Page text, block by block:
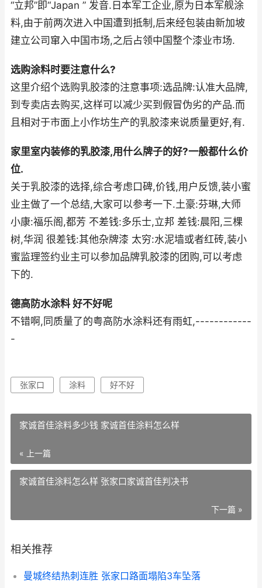
“立邦”即“Japan ” 发音.日本军工企业,原为日本军舰涂
料,由于前两次进入中国遭到抵制,后来经包装由新加坡
建立公司窜入中国市场,之后占领中国整个漆业市场.
选购涂料时要注意什么?
这里介绍个选购乳胶漆的注意事项:选品牌:认准大品牌,
到专卖店去购买,这样可以减少买到假冒伪劣的产品.而
且相对于市面上小作坊生产的乳胶漆来说质量更好,有.
家里室内装修的乳胶漆,用什么牌子的好?一般都什么价
位.
关于乳胶漆的选择,综合考虑口碑,价钱,用户反馈,装小蜜
业主做了一个总结,大家可以参考一下.土豪:芬琳,大师
小康:福乐阁,都芳 不差钱:多乐士,立邦 差钱:晨阳,三棵
树,华润 很差钱:其他杂牌漆 太穷:水泥墙或者红砖,装小
蜜监理签约业主可以参加品牌乳胶漆的团购,可以考虑
下的.
德高防水涂料 好不好呢
不错啊,同质量了的粤高防水涂料还有雨虹,------------
-
张家口 涂料 好不好
家诚首佳涂料多少钱 家诚首佳涂料怎么样
« 上一篇
家诚首佳涂料怎么样 张家口家诚首佳判决书
下一篇 »
相关推荐
曼城终结热刺连胜 张家口路面塌陷3车坠落